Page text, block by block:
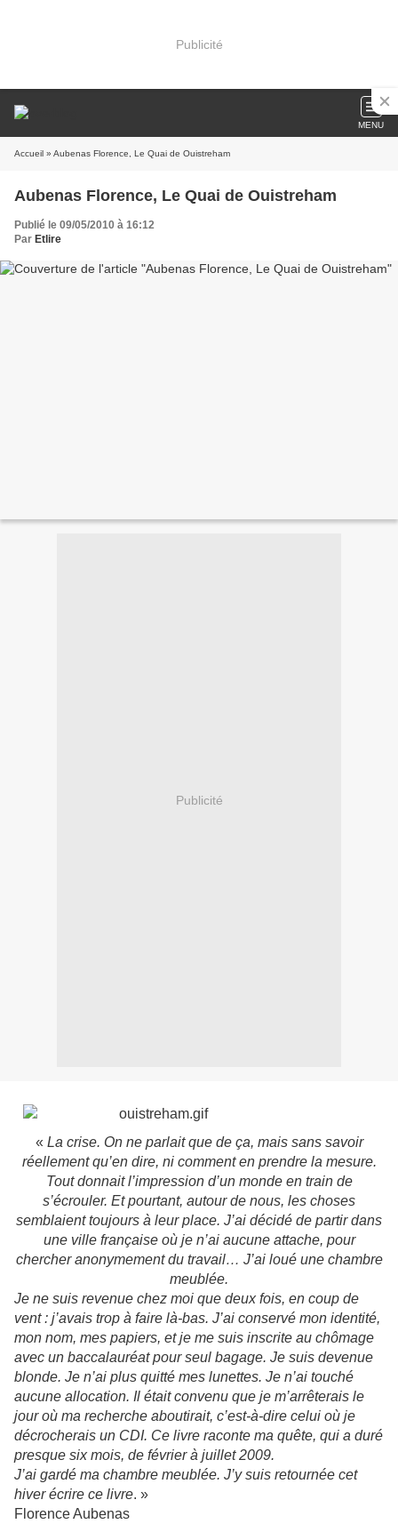
Publicité
MENU
Accueil » Aubenas Florence, Le Quai de Ouistreham
Aubenas Florence, Le Quai de Ouistreham
Publié le 09/05/2010 à 16:12
Par Etlire
Publicité
« La crise. On ne parlait que de ça, mais sans savoir
réellement qu’en dire, ni comment en prendre la mesure.
Tout donnait l’impression d’un monde en train de
s’écrouler. Et pourtant, autour de nous, les choses
semblaient toujours à leur place. J’ai décidé de partir dans
une ville française où je n’ai aucune attache, pour
chercher anonymement du travail… J’ai loué une chambre
meublée.
Je ne suis revenue chez moi que deux fois, en coup de
vent : j’avais trop à faire là-bas. J’ai conservé mon identité,
mon nom, mes papiers, et je me suis inscrite au chômage
avec un baccalauréat pour seul bagage. Je suis devenue
blonde. Je n’ai plus quitté mes lunettes. Je n’ai touché
aucune allocation. Il était convenu que je m’arrêterais le
jour où ma recherche aboutirait, c’est-à-dire celui où je
décrocherais un CDI. Ce livre raconte ma quête, qui a duré
presque six mois, de février à juillet 2009.
J’ai gardé ma chambre meublée. J’y suis retournée cet
hiver écrire ce livre. »
Florence Aubenas